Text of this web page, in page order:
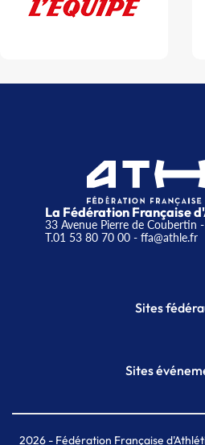
La Fédération Française
33 Avenue Pierre de Coubertin
T.01 53 80 70 00- ffa@athle.fr
Sites
Plateforme
Sites
Meeting de
MAIF Ekiden
2026- Fédération Française